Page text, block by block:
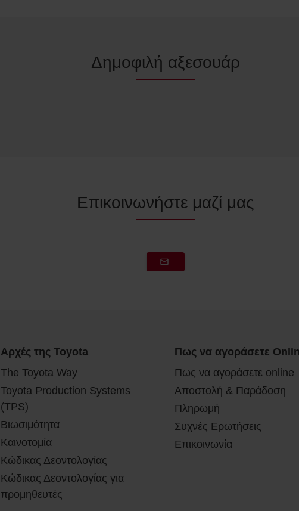
Δημοφιλή αξεσουάρ
Επικοινωνήστε μαζί μας
Αρχές της Toyota
The Toyota Way
Toyota Production Systems
(TPS)
Βιωσιμότητα
Καινοτομία
Κώδικας Δεοντολογίας
Κώδικας Δεοντολογίας για
προμηθευτές
Πως να αγοράσετε
Πως να αγοράσετε online
Αποστολή & Παράδοση
Πληρωμή
Συχνές Ερωτήσεις
Επικοινωνία